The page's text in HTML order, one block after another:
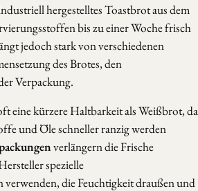
hergestelltes Toastbrot aus dem
bis zu einer Woche frisch
jedoch stark von verschiedenen
des Brotes, den
Verpackung.
eine kürzere Haltbarkeit als Weißbrot, da
und Öle schneller ranzig werden
verlängern die Frische
spezielle
die Feuchtigkeit draußen und